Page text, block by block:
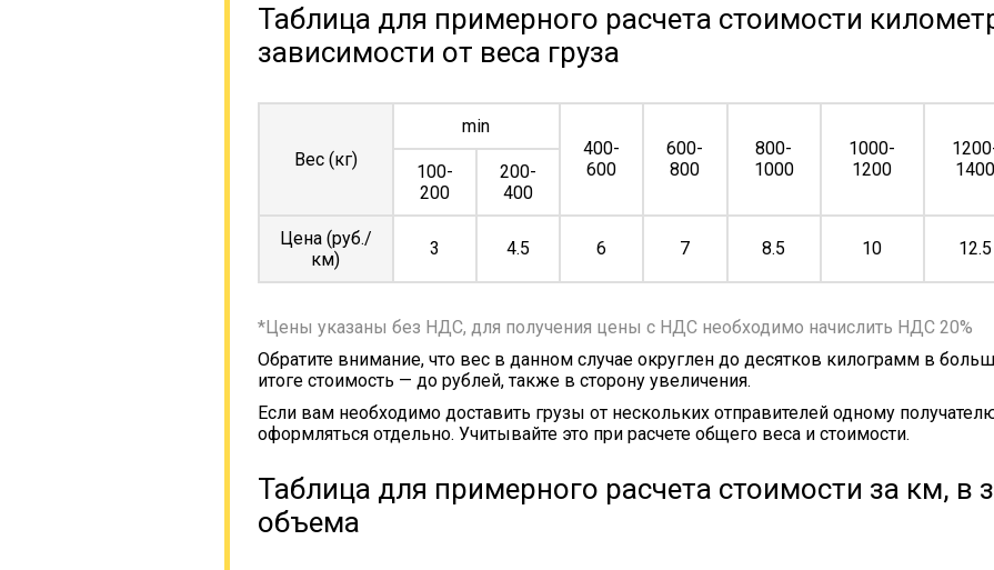
Таблица для примерного расчета стоимости
зависимости от веса груза
Вес (кг)
min
400-
600
600-
800
800-
1000
1000-
1200
1400
100-
200
200-
400
Цена (руб./
км)
3 4.5 6 7 8.5 10 12.5
*Цены указаны без НДС, для получения цены с НДС необходимо начислить НДС 20%
Обратите внимание, что вес в данном случае округлен до десятков килограмм в
итоге стоимость — до рублей, также в сторону увеличения.
Если вам необходимо доставить грузы от нескольких отправителей одному
оформляться отдельно. Учитывайте это при расчете общего веса и стоимости.
Таблица для примерного расчета стоимости за км, в
объема